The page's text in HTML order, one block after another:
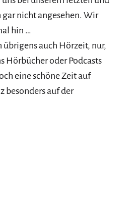
gar nicht angesehen. Wir
hin …
auch Hörzeit, nur,
Hörbücher oder Podcasts
eine schöne Zeit auf
besonders auf der